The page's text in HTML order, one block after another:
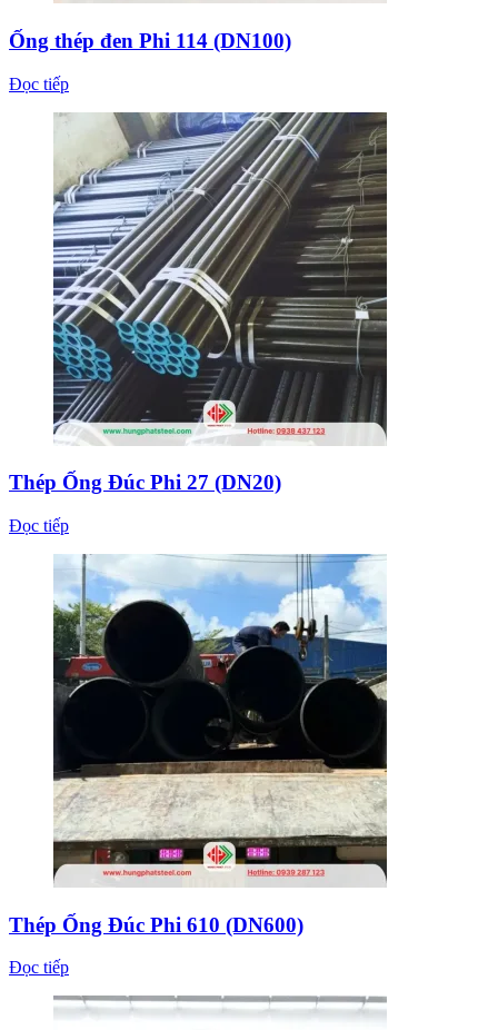
Ống thép đen Phi 114 (DN100)
Đọc tiếp
Thép Ống Đúc Phi 27 (DN20)
Đọc tiếp
Thép Ống Đúc Phi 610 (DN600)
Đọc tiếp